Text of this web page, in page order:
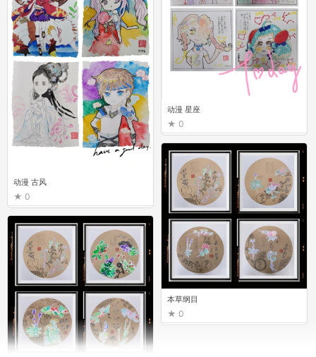
动漫 古风
0
本草纲目
0
动漫 星座
0